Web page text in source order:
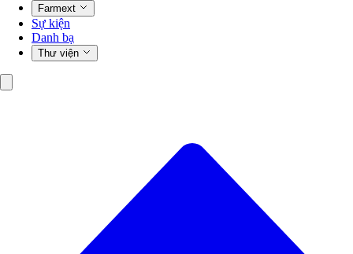
Farmext
Sự kiện
Danh bạ
Thư viện